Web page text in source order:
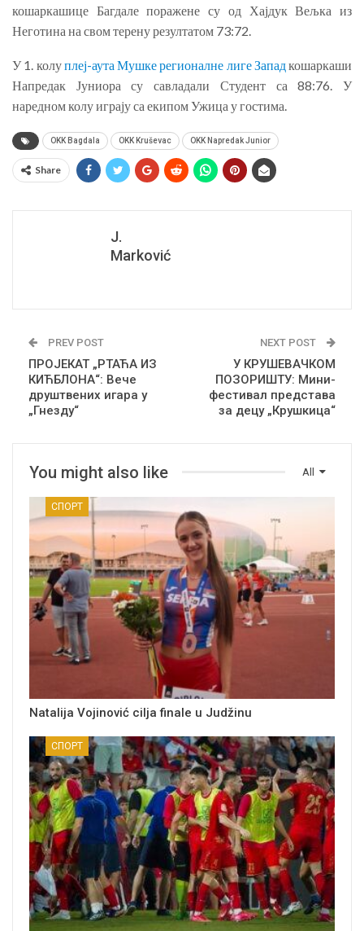
кошаркашице Багдале поражене су од Хајдук Вељка из
Неготина на свом терену резултатом 73:72.
У 1. колуплеј-аута Мушке регионалне лиге Западкошаркаши
Напредак Јуниора су савладали Студент са 88:76. У
наредном колу играју са екипом Ужица у гостима.
OKK Bagdala OKK Kruševac OKK Napredak Junior
Share
J.
Marković
PREV POST
ПРОЈЕКАТ „РТАЋА ИЗ
КИЋБЛОНА“: Вече
друштвених игара у
„Гнезду“
NEXT POST
У КРУШЕВАЧКОМ
ПОЗОРИШТУ: Мини-
фестивал представа
за децу „Крушкица“
All
You might also like
СПОРТ
Natalija Vojinović cilja finale u Judžinu
СПОРТ